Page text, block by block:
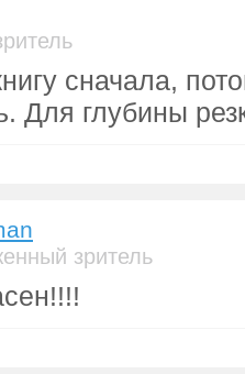
сначала,
Для глубины
зритель